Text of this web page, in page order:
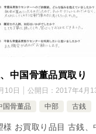
、中国骨董品買取
10日 公開日： 2017年4月
国骨董品 中部 古銭
様 お買取り品目 古銭、